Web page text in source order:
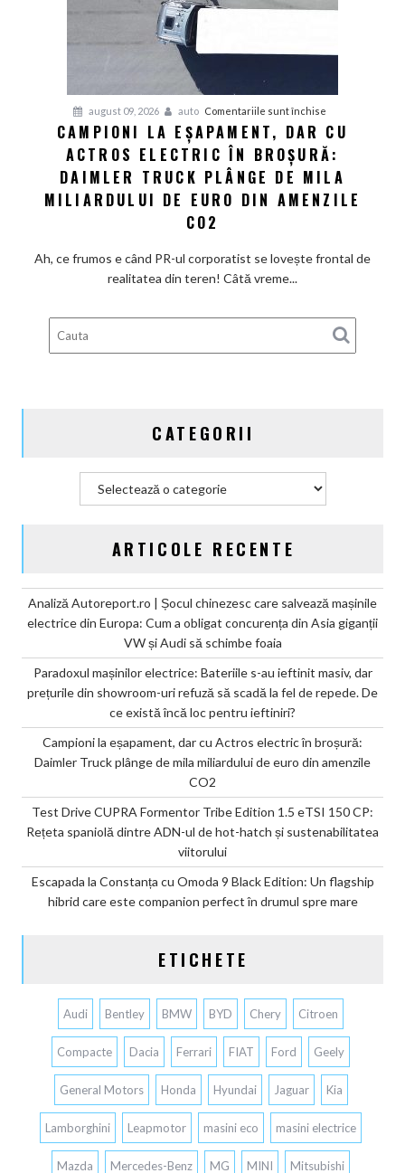
uri
să
la
de
repede.
De
ce
august 09, 2026 auto Comentariile sunt închise
Campioni
la
eșapament,
cu
Truck
CO2
CAMPIONI LA EȘAPAMENT, DAR CU
ACTROS ELECTRIC ÎN BROȘURĂ:
DAIMLER TRUCK PLÂNGE DE MILA
MILIARDULUI DE EURO DIN AMENZILE
CO2
Ah, ce frumos e când PR-ul corporatist se lovește frontal de
realitatea din teren! Câtă vreme...
CATEGORII
ARTICOLE RECENTE
Analiză Autoreport.ro | Șocul chinezesc care salvează mașinile
electrice din Europa: Cum a obligat concurența din Asia giganții
VW și Audi să schimbe foaia
Paradoxul mașinilor electrice: Bateriile s-au ieftinit masiv, dar
prețurile din showroom-uri refuză să scadă la fel de repede. De
ce există încă loc pentru ieftiniri?
Campioni la eșapament, dar cu Actros electric în broșură:
Daimler Truck plânge de mila miliardului de euro din amenzile
CO2
Test Drive CUPRA Formentor Tribe Edition 1.5 eTSI 150 CP:
Rețeta spaniolă dintre ADN-ul de hot-hatch și sustenabilitatea
viitorului
Escapada la Constanța cu Omoda 9 Black Edition: Un flagship
hibrid care este companion perfect în drumul spre mare
ETICHETE
Audi Bentley BMW BYD Chery Citroen
Compacte Dacia Ferrari FIAT Ford Geely
General Motors Honda Hyundai Jaguar Kia
Lamborghini Leapmotor masini eco masini electrice
Mazda Mercedes-Benz MG MINI Mitsubishi